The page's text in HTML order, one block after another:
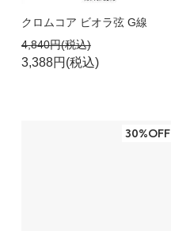
クロムコア ビオラ弦 G線
4,840円(税込)
3,388円(税込)
30%OFF